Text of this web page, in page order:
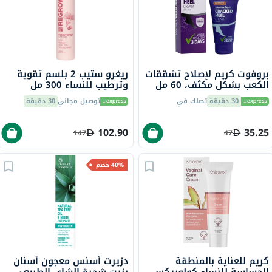
بروفوت كريم لإصلاح تشققات
الكعب بشكل مكثف، 60 مل
30 دقيقة تصلك في
35.25
47
ريغرو ستيب 2 بلسم تقوية
وترطيب للنساء 300 مل
توصيل مجاني30 دقيقة
102.90
147
كريم للعناية بالمنطقة
40% خصم
دزيرت أسنس معجون أسنان